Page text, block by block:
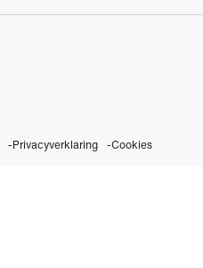
Privacyverklaring Cookies